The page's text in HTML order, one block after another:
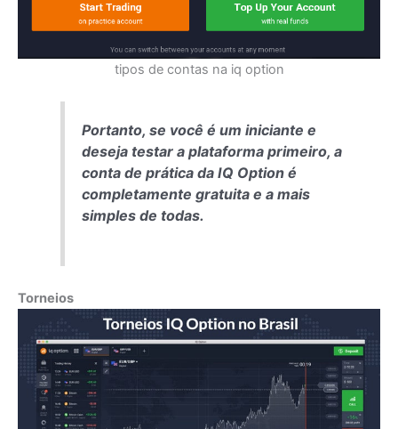
tipos de contas na iq option
Portanto, se você é um iniciante e
deseja testar a plataforma primeiro, a
conta de prática da IQ Option é
completamente gratuita e a mais
simples de todas.
Torneios